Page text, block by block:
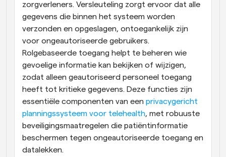
zorgverleners. Versleuteling zorgt ervoor dat alle
gegevens die binnen het systeem worden
verzonden en opgeslagen, ontoegankelijk zijn
voor ongeautoriseerde gebruikers.
Rolgebaseerde toegang helpt te beheren wie
gevoelige informatie kan bekijken of wijzigen,
zodat alleen geautoriseerd personeel toegang
heeft tot kritieke gegevens. Deze functies zijn
essentiële componenten van een privacygericht
planningssysteem voor telehealth, met robuuste
beveiligingsmaatregelen die patiëntinformatie
beschermen tegen ongeautoriseerde toegang en
datalekken.